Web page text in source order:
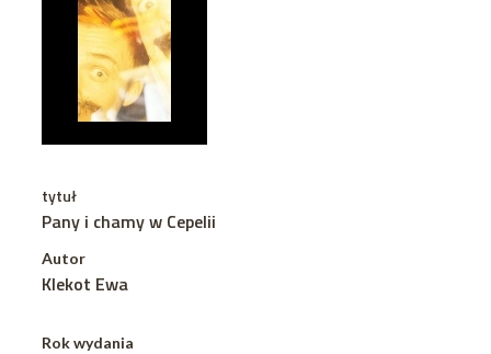
tytuł
Pany i chamy w Cepelii
Autor
Klekot Ewa
Rok wydania